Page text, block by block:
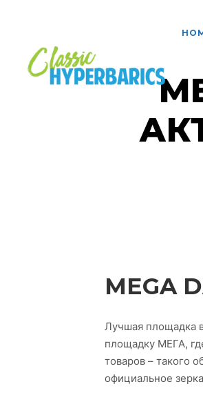
MEGA
Лучшая площадка
площадку МЕГА,
товаров – такого
официальное